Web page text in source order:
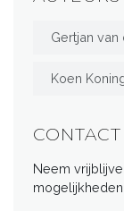
Gertjan van
Koen
Neem
mogelijkheden